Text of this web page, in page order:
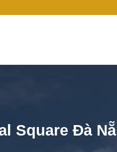
Square Đà